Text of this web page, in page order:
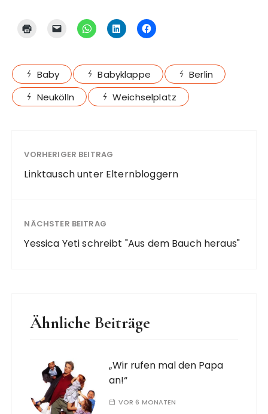
Baby Babyklappe
Berlin
Neukölln
Weichselplatz
VORHERIGER BEITRAG
Linktausch unter Elternbloggern
NÄCHSTER BEITRAG
Yessica Yeti schreibt "Aus dem Bauch heraus"
Ähnliche Beiträge
„Wir rufen mal den Papa
an!“
VOR 6 MONATEN